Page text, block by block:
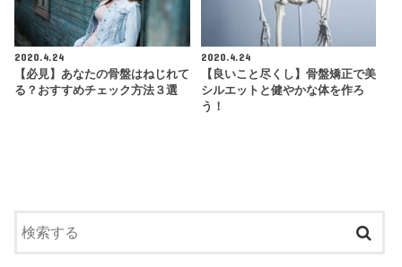
2020.4.24
【必見】あなたの骨盤はねじれて
る？おすすめチェック方法３選
2020.4.24
【良いこと尽くし】骨盤矯正で美
シルエットと健やかな体を作ろ
う！